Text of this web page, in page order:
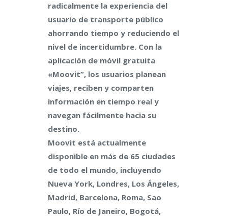
radicalmente la experiencia del
usuario de transporte público
ahorrando tiempo y reduciendo el
nivel de incertidumbre. Con la
aplicación de móvil gratuita
«Moovit”, los usuarios planean
viajes, reciben y comparten
información en tiempo real y
navegan fácilmente hacia su
destino.
Moovit está actualmente
disponible en más de 65 ciudades
de todo el mundo, incluyendo
Nueva York, Londres, Los Ángeles,
Madrid, Barcelona, Roma, Sao
Paulo, Río de Janeiro, Bogotá,